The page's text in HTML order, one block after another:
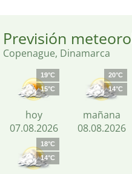
Previsión
Copenague, Dinamarca
19°C
15°C
hoy
07.08.2026
20°C
14°C
mañana
08.08.2026
18°C
14°C